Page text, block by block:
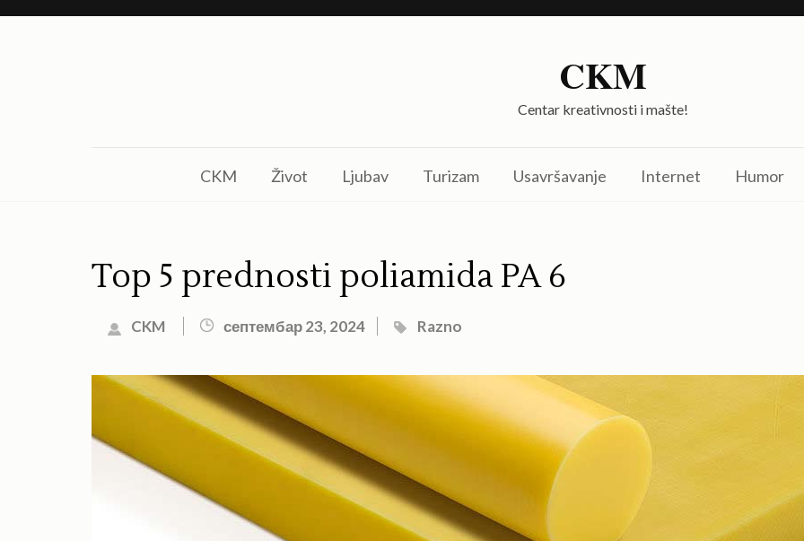
Skip
CKM
Centar kreativnosti i mašte!
CKM Život Ljubav Turizam Usavršavanje Internet Humor
Top 5 prednosti poliamida PA 6
CKM септембар 23, 2024 Razno